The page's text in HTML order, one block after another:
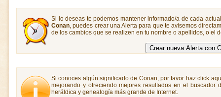
Si lo deseas te podemos mantener informado/a de cada
Conan, puedes crear una Alerta para que te avisemos
de los cambios que se realizen en tu nombre o apellidos, o el
Si conoces algún significado de Conan, por favor haz click
mejorando y ofreciendo mejores resultados en el buscador
heráldica y genealogía más grande de Internet.